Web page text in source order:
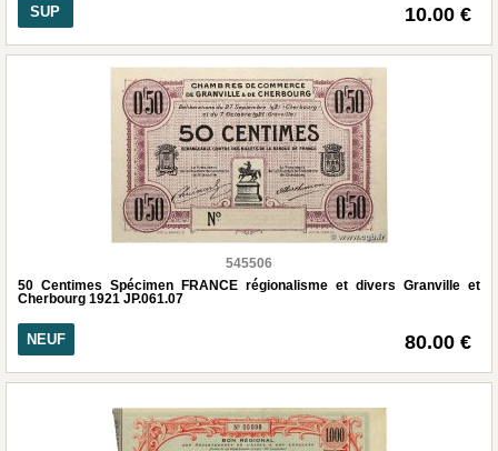
SUP 10.00 €
545506
50 Centimes Spécimen FRANCE régionalisme et divers Granville et
Cherbourg 1921 JP.061.07
NEUF 80.00 €